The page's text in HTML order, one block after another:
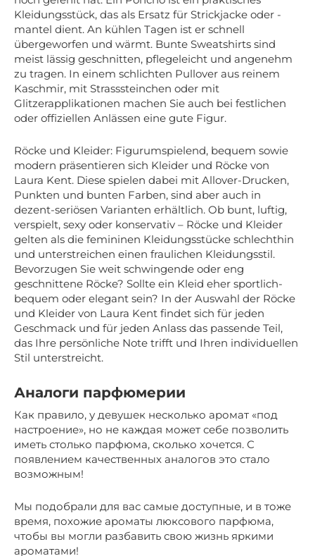
Kleidungsstück, das als Ersatz für Strickjacke oder -
mantel dient. An kühlen Tagen ist er schnell
übergeworfen und wärmt. Bunte Sweatshirts sind
meist lässig geschnitten, pflegeleicht und angenehm
zu tragen. In einem schlichten Pullover aus reinem
Kaschmir, mit Strasssteinchen oder mit
Glitzerapplikationen machen Sie auch bei festlichen
oder offiziellen Anlässen eine gute Figur.
Röcke und Kleider: Figurumspielend, bequem sowie
modern präsentieren sich Kleider und Röcke von
Laura Kent. Diese spielen dabei mit Allover-Drucken,
Punkten und bunten Farben, sind aber auch in
dezent-seriösen Varianten erhältlich. Ob bunt, luftig,
verspielt, sexy oder konservativ – Röcke und Kleider
gelten als die femininen Kleidungsstücke schlechthin
und unterstreichen einen fraulichen Kleidungsstil.
Bevorzugen Sie weit schwingende oder eng
geschnittene Röcke? Sollte ein Kleid eher sportlich-
bequem oder elegant sein? In der Auswahl der Röcke
und Kleider von Laura Kent findet sich für jeden
Geschmack und für jeden Anlass das passende Teil,
das Ihre persönliche Note trifft und Ihren individuellen
Stil unterstreicht.
Аналоги парфюмерии
Как правило, у девушек несколько аромат «под
настроение», но не каждая может себе позволить
иметь столько парфюма, сколько хочется. С
появлением качественных аналогов это стало
возможным!
Мы подобрали для вас самые доступные, и в тоже
время, похожие ароматы люксового парфюма,
чтобы вы могли разбавить свою жизнь яркими
ароматами!